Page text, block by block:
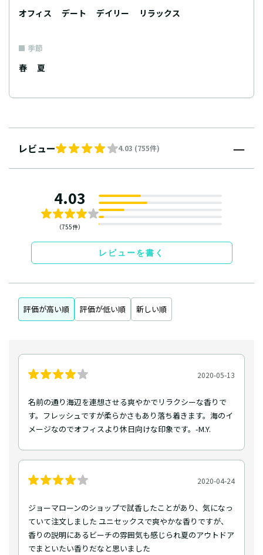
オフィス デート デイリー リラックス
季節
春 夏
レビュー 4.03 (755件)
4.03
（755件）
レビューを書く
評価が高い順 評価が低い順 新しい順
2020-05-13
名前の通り海辺を連想させる爽やかでリラクシーな香りで
す。フレッシュですが柔らかさもあり落ち着きます。海のイ
メージなのでオフィスより休日向けな印象です。-M.Y.
2020-04-24
ジョーマローンのショップで試香したことがあり、気になっ
ていて注文しました ユニセックスで爽やかな香りですが、
香りの説明にあるビーチの雰囲気も感じられ夏のアウトドア
でまといたい香りだなと思いました